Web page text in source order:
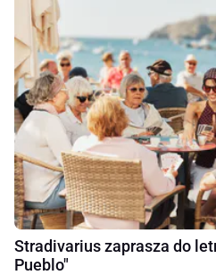
Stradivarius zaprasza do
Pueblo"